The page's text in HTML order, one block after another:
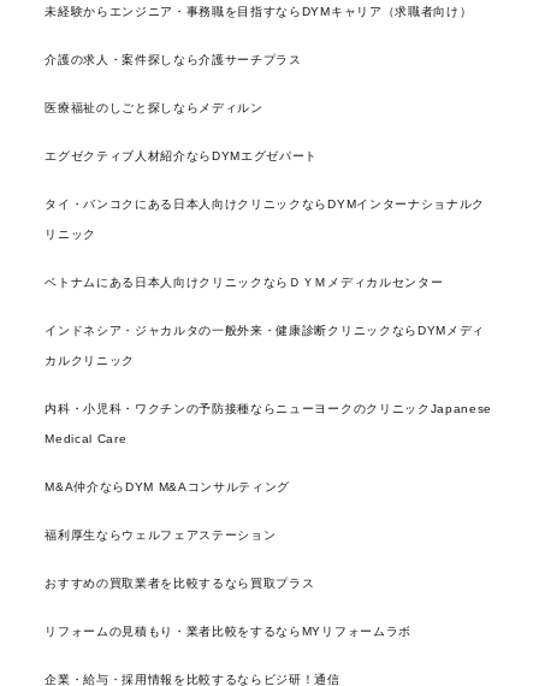
未経験からエンジニア・事務職を目指すならDYMキャリア（求職者向け）
介護の求人・案件探しなら介護サーチプラス
医療福祉のしごと探しならメディルン
エグゼクティブ人材紹介ならDYMエグゼパート
タイ・バンコクにある日本人向けクリニックならDYMインターナショナルク
リニック
ベトナムにある日本人向けクリニックならＤＹＭメディカルセンター
インドネシア・ジャカルタの一般外来・健康診断クリニックならDYMメディ
カルクリニック
内科・小児科・ワクチンの予防接種ならニューヨークのクリニックJapanese
Medical Care
M&A仲介ならDYM M&Aコンサルティング
福利厚生ならウェルフェアステーション
おすすめの買取業者を比較するなら買取プラス
リフォームの見積もり・業者比較をするならMYリフォームラボ
企業・給与・採用情報を比較するならビジ研！通信